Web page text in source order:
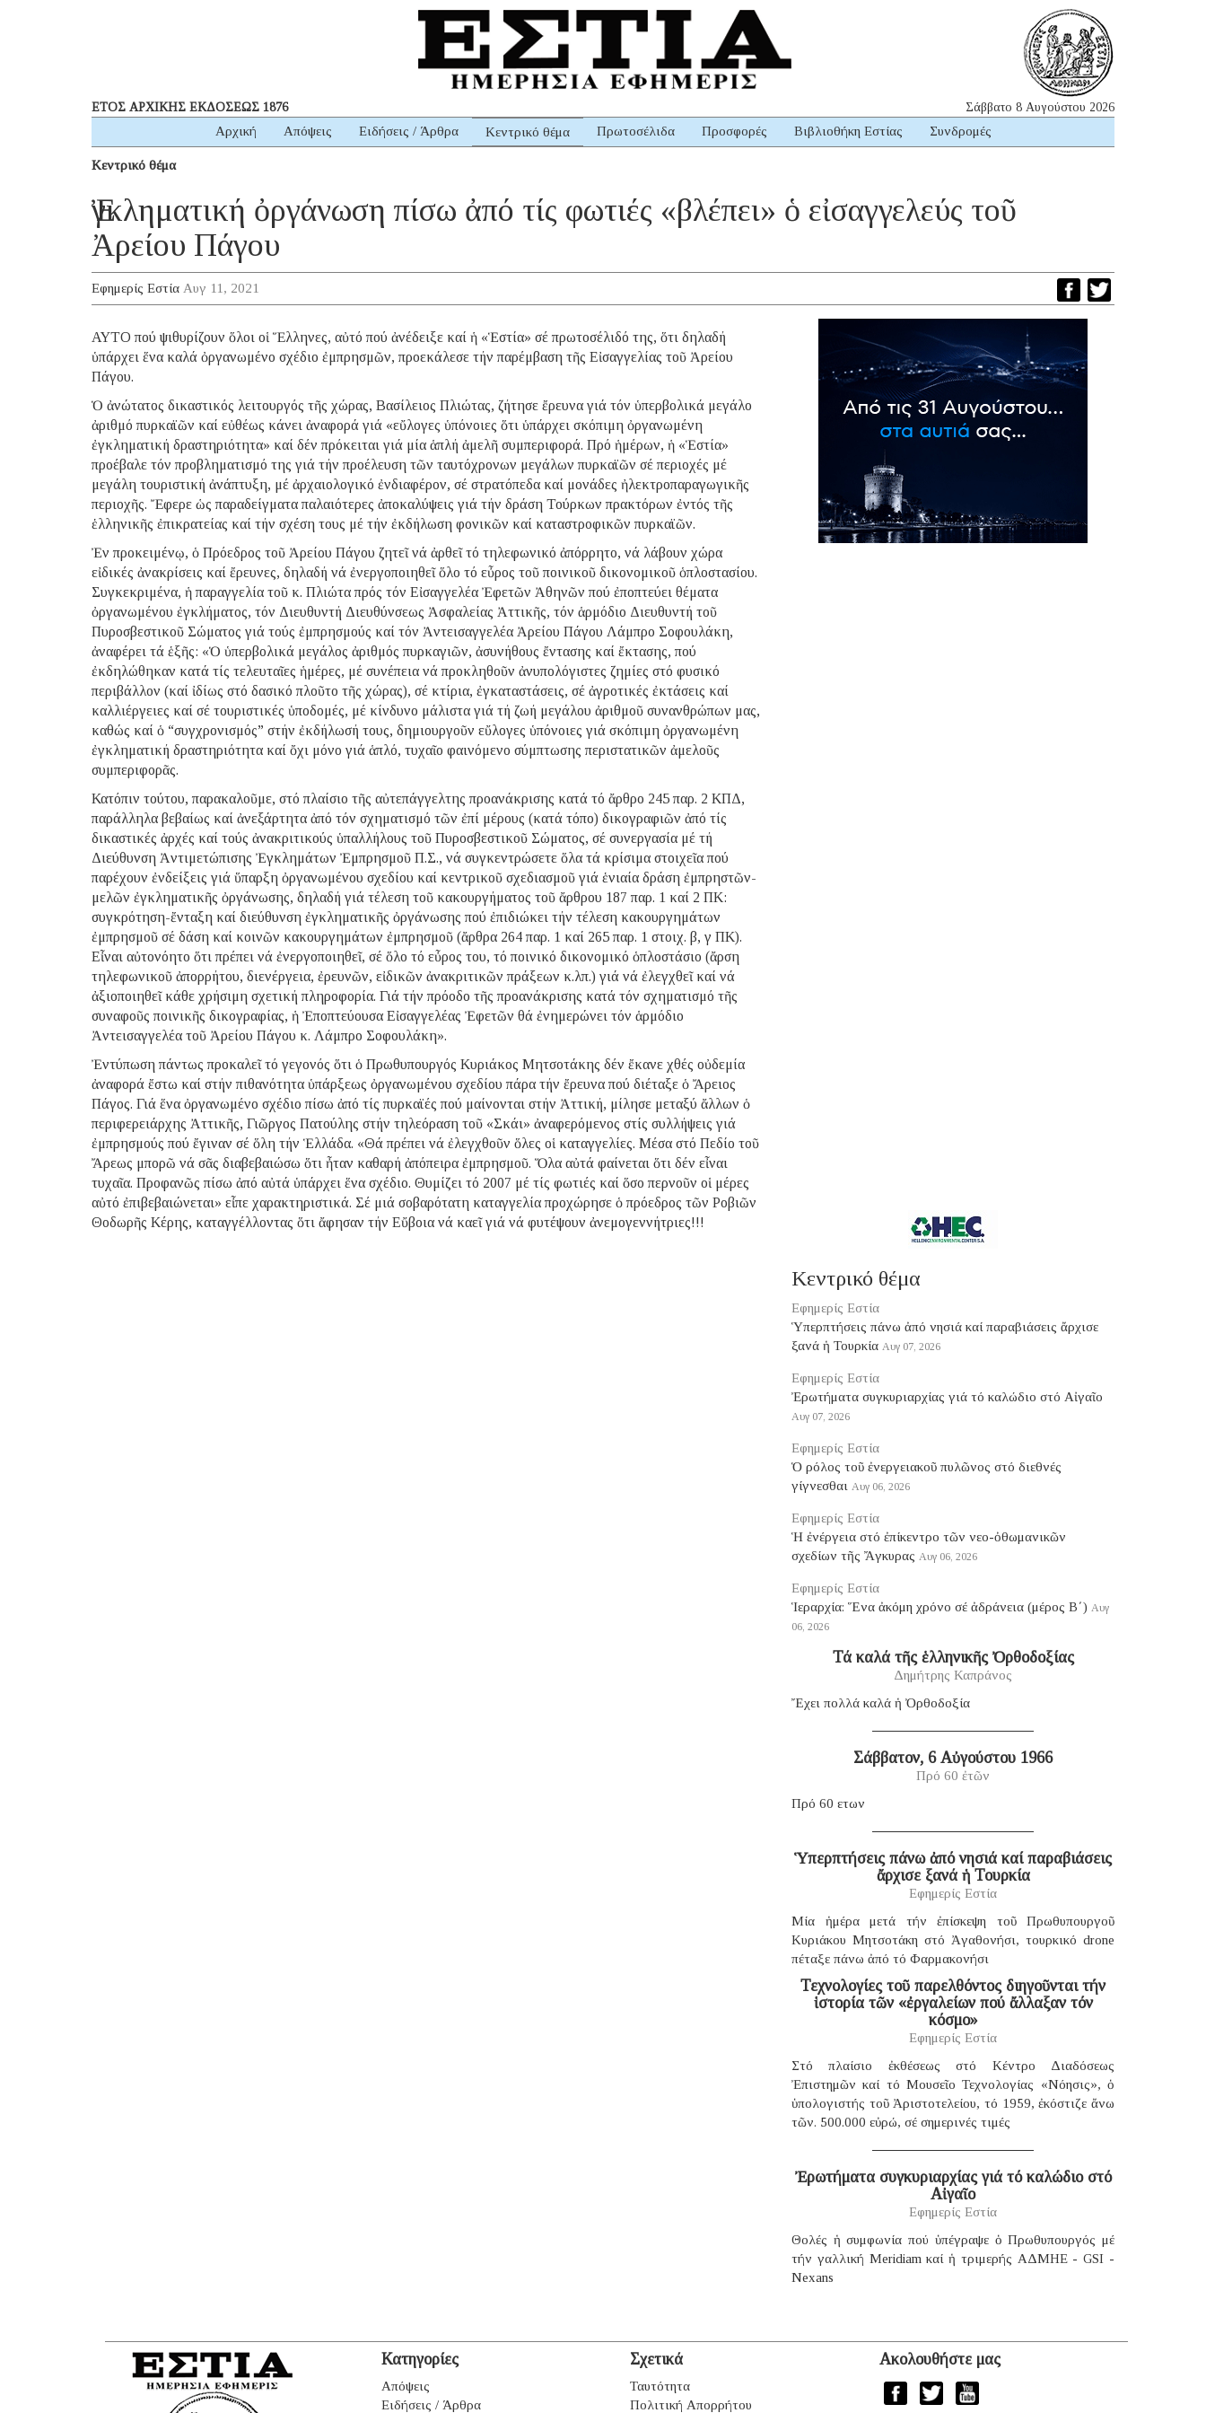
ΕΤΟΣ ΑΡΧΙΚΗΣ ΕΚΔΟΣΕΩΣ 1876 Σάββατο 8 Αυγούστου 2026
Αρχική Απόψεις Ειδήσεις / Άρθρα Κεντρικό θέμα Πρωτοσέλιδα Προσφορές Βιβλιοθήκη Εστίας Συνδρομές
Κεντρικό θέμα
Ἐγκληματική ὀργάνωση πίσω ἀπό τίς φωτιές «βλέπει» ὁ εἰσαγγελεύς τοῦ
Ἀρείου Πάγου
Εφημερίς Εστία Αυγ 11, 2021
ΑΥΤΟ πού ψιθυρίζουν ὅλοι οἱ Ἕλληνες, αὐτό πού ἀνέδειξε καί ἡ «Ἑστία» σέ πρωτοσέλιδό της, ὅτι δηλαδή
ὑπάρχει ἕνα καλά ὀργανωμένο σχέδιο ἐμπρησμῶν, προεκάλεσε τήν παρέμβαση τῆς Εἰσαγγελίας τοῦ Ἀρείου
Πάγου.
Ὁ ἀνώτατος δικαστικός λειτουργός τῆς χώρας, Βασίλειος Πλιώτας, ζήτησε ἔρευνα γιά τόν ὑπερβολικά μεγάλο
ἀριθμό πυρκαϊῶν καί εὐθέως κάνει ἀναφορά γιά «εὔλογες ὑπόνοιες ὅτι ὑπάρχει σκόπιμη ὀργανωμένη
ἐγκληματική δραστηριότητα» καί δέν πρόκειται γιά μία ἁπλή ἀμελῆ συμπεριφορά. Πρό ἡμέρων, ἡ «Ἑστία»
προέβαλε τόν προβληματισμό της γιά τήν προέλευση τῶν ταυτόχρονων μεγάλων πυρκαϊῶν σέ περιοχές μέ
μεγάλη τουριστική ἀνάπτυξη, μέ ἀρχαιολογικό ἐνδιαφέρον, σέ στρατόπεδα καί μονάδες ἠλεκτροπαραγωγικῆς
περιοχῆς. Ἔφερε ὡς παραδείγματα παλαιότερες ἀποκαλύψεις γιά τήν δράση Τούρκων πρακτόρων ἐντός τῆς
ἑλληνικῆς ἐπικρατείας καί τήν σχέση τους μέ τήν ἐκδήλωση φονικῶν καί καταστροφικῶν πυρκαϊῶν.
Ἐν προκειμένῳ, ὁ Πρόεδρος τοῦ Ἀρείου Πάγου ζητεῖ νά ἀρθεῖ τό τηλεφωνικό ἀπόρρητο, νά λάβουν χώρα
εἰδικές ἀνακρίσεις καί ἔρευνες, δηλαδή νά ἐνεργοποιηθεῖ ὅλο τό εὖρος τοῦ ποινικοῦ δικονομικοῦ ὁπλοστασίου.
Συγκεκριμένα, ἡ παραγγελία τοῦ κ. Πλιώτα πρός τόν Εἰσαγγελέα Ἐφετῶν Ἀθηνῶν πού ἐποπτεύει θέματα
ὀργανωμένου ἐγκλήματος, τόν Διευθυντή Διευθύνσεως Ἀσφαλείας Ἀττικῆς, τόν ἁρμόδιο Διευθυντή τοῦ
Πυροσβεστικοῦ Σώματος γιά τούς ἐμπρησμούς καί τόν Ἀντεισαγγελέα Ἀρείου Πάγου Λάμπρο Σοφουλάκη,
ἀναφέρει τά ἑξῆς: «Ὁ ὑπερβολικά μεγάλος ἀριθμός πυρκαγιῶν, ἀσυνήθους ἔντασης καί ἔκτασης, πού
ἐκδηλώθηκαν κατά τίς τελευταῖες ἡμέρες, μέ συνέπεια νά προκληθοῦν ἀνυπολόγιστες ζημίες στό φυσικό
περιβάλλον (καί ἰδίως στό δασικό πλοῦτο τῆς χώρας), σέ κτίρια, ἐγκαταστάσεις, σέ ἀγροτικές ἐκτάσεις καί
καλλιέργειες καί σέ τουριστικές ὑποδομές, μέ κίνδυνο μάλιστα γιά τή ζωή μεγάλου ἀριθμοῦ συνανθρώπων μας,
καθώς καί ὁ “συγχρονισμός” στήν ἐκδήλωσή τους, δημιουργοῦν εὔλογες ὑπόνοιες γιά σκόπιμη ὀργανωμένη
ἐγκληματική δραστηριότητα καί ὄχι μόνο γιά ἁπλό, τυχαῖο φαινόμενο σύμπτωσης περιστατικῶν ἀμελοῦς
συμπεριφορᾶς.
Κατόπιν τούτου, παρακαλοῦμε, στό πλαίσιο τῆς αὐτεπάγγελτης προανάκρισης κατά τό ἄρθρο 245 παρ. 2 ΚΠΔ,
παράλληλα βεβαίως καί ἀνεξάρτητα ἀπό τόν σχηματισμό τῶν ἐπί μέρους (κατά τόπο) δικογραφιῶν ἀπό τίς
δικαστικές ἀρχές καί τούς ἀνακριτικούς ὑπαλλήλους τοῦ Πυροσβεστικοῦ Σώματος, σέ συνεργασία μέ τή
Διεύθυνση Ἀντιμετώπισης Ἐγκλημάτων Ἐμπρησμοῦ Π.Σ., νά συγκεντρώσετε ὅλα τά κρίσιμα στοιχεῖα πού
παρέχουν ἐνδείξεις γιά ὕπαρξη ὀργανωμένου σχεδίου καί κεντρικοῦ σχεδιασμοῦ γιά ἑνιαία δράση ἐμπρηστῶν-
μελῶν ἐγκληματικῆς ὀργάνωσης, δηλαδή γιά τέλεση τοῦ κακουργήματος τοῦ ἄρθρου 187 παρ. 1 καί 2 ΠΚ:
συγκρότηση-ἔνταξη καί διεύθυνση ἐγκληματικῆς ὀργάνωσης πού ἐπιδιώκει τήν τέλεση κακουργημάτων
ἐμπρησμοῦ σέ δάση καί κοινῶν κακουργημάτων ἐμπρησμοῦ (ἄρθρα 264 παρ. 1 καί 265 παρ. 1 στοιχ. β, γ ΠΚ).
Εἶναι αὐτονόητο ὅτι πρέπει νά ἐνεργοποιηθεῖ, σέ ὅλο τό εὖρος του, τό ποινικό δικονομικό ὁπλοστάσιο (ἄρση
τηλεφωνικοῦ ἀπορρήτου, διενέργεια, ἐρευνῶν, εἰδικῶν ἀνακριτικῶν πράξεων κ.λπ.) γιά νά ἐλεγχθεῖ καί νά
ἀξιοποιηθεῖ κάθε χρήσιμη σχετική πληροφορία. Γιά τήν πρόοδο τῆς προανάκρισης κατά τόν σχηματισμό τῆς
συναφοῦς ποινικῆς δικογραφίας, ἡ Ἐποπτεύουσα Εἰσαγγελέας Ἐφετῶν θά ἐνημερώνει τόν ἁρμόδιο
Ἀντεισαγγελέα τοῦ Ἀρείου Πάγου κ. Λάμπρο Σοφουλάκη».
Ἐντύπωση πάντως προκαλεῖ τό γεγονός ὅτι ὁ Πρωθυπουργός Κυριάκος Μητσοτάκης δέν ἔκανε χθές οὐδεμία
ἀναφορά ἔστω καί στήν πιθανότητα ὑπάρξεως ὀργανωμένου σχεδίου πάρα τήν ἔρευνα πού διέταξε ὁ Ἄρειος
Πάγος. Γιά ἕνα ὀργανωμένο σχέδιο πίσω ἀπό τίς πυρκαϊές πού μαίνονται στήν Ἀττική, μίλησε μεταξύ ἄλλων ὁ
περιφερειάρχης Ἀττικῆς, Γιῶργος Πατούλης στήν τηλεόραση τοῦ «Σκάι» ἀναφερόμενος στίς συλλήψεις γιά
ἐμπρησμούς πού ἔγιναν σέ ὅλη τήν Ἑλλάδα. «Θά πρέπει νά ἐλεγχθοῦν ὅλες οἱ καταγγελίες. Μέσα στό Πεδίο τοῦ
Ἄρεως μπορῶ νά σᾶς διαβεβαιώσω ὅτι ἦταν καθαρή ἀπόπειρα ἐμπρησμοῦ. Ὅλα αὐτά φαίνεται ὅτι δέν εἶναι
τυχαῖα. Προφανῶς πίσω ἀπό αὐτά ὑπάρχει ἕνα σχέδιο. Θυμίζει τό 2007 μέ τίς φωτιές καί ὅσο περνοῦν οἱ μέρες
αὐτό ἐπιβεβαιώνεται» εἶπε χαρακτηριστικά. Σέ μιά σοβαρότατη καταγγελία προχώρησε ὁ πρόεδρος τῶν Ροβιῶν
Θοδωρῆς Κέρης, καταγγέλλοντας ὅτι ἄφησαν τήν Εὔβοια νά καεῖ γιά νά φυτέψουν ἀνεμογεννήτριες!!!
Κεντρικό θέμα
Εφημερίς Εστία
Ὑπερπτήσεις πάνω ἀπό νησιά καί παραβιάσεις ἄρχισε
ξανά ἡ Τουρκία Αυγ 07, 2026
Εφημερίς Εστία
Ἐρωτήματα συγκυριαρχίας γιά τό καλώδιο στό Αἰγαῖο
Αυγ 07, 2026
Εφημερίς Εστία
Ὁ ρόλος τοῦ ἐνεργειακοῦ πυλῶνος στό διεθνές
γίγνεσθαι Αυγ 06, 2026
Εφημερίς Εστία
Ἡ ἐνέργεια στό ἐπίκεντρο τῶν νεο-ὀθωμανικῶν
σχεδίων τῆς Ἄγκυρας Αυγ 06, 2026
Εφημερίς Εστία
Ἱεραρχία: Ἕνα ἀκόμη χρόνο σέ ἀδράνεια (μέρος B΄) Αυγ
06, 2026
Τά καλά τῆς ἑλληνικῆς Ὀρθοδοξίας
Δημήτρης Καπράνος
Ἔχει πολλά καλά ἡ Ὀρθοδοξία
Σάββατον, 6 Αὐγούστου 1966
Πρό 60 ἐτῶν
Πρό 60 ετων
Ὑπερπτήσεις πάνω ἀπό νησιά καί παραβιάσεις
ἄρχισε ξανά ἡ Τουρκία
Εφημερίς Εστία
Μία ἡμέρα μετά τήν ἐπίσκεψη τοῦ Πρωθυπουργοῦ
Κυριάκου Μητσοτάκη στό Ἀγαθονήσι, τουρκικό drone
πέταξε πάνω ἀπό τό Φαρμακονήσι
Τεχνολογίες τοῦ παρελθόντος διηγοῦνται τήν
ἱστορία τῶν «ἐργαλείων πού ἄλλαξαν τόν
κόσμο»
Εφημερίς Εστία
Στό πλαίσιο ἐκθέσεως στό Κέντρο Διαδόσεως
Ἐπιστημῶν καί τό Μουσεῖο Τεχνολογίας «Νόησις», ὁ
ὑπολογιστής τοῦ Ἀριστοτελείου, τό 1959, ἐκόστιζε ἄνω
τῶν. 500.000 εὐρώ, σέ σημερινές τιμές
Ἐρωτήματα συγκυριαρχίας γιά τό καλώδιο στό
Αἰγαῖο
Εφημερίς Εστία
Θολές ἡ συμφωνία πού ὑπέγραψε ὁ Πρωθυπουργός μέ
τήν γαλλική Μeridiam καί ἡ τριμερής ΑΔΜΗΕ - GSI -
Nexans
Κατηγορίες
Απόψεις
Ειδήσεις / Άρθρα
Σχετικά
Ταυτότητα
Πολιτική Απορρήτου
Ακολουθήστε μας